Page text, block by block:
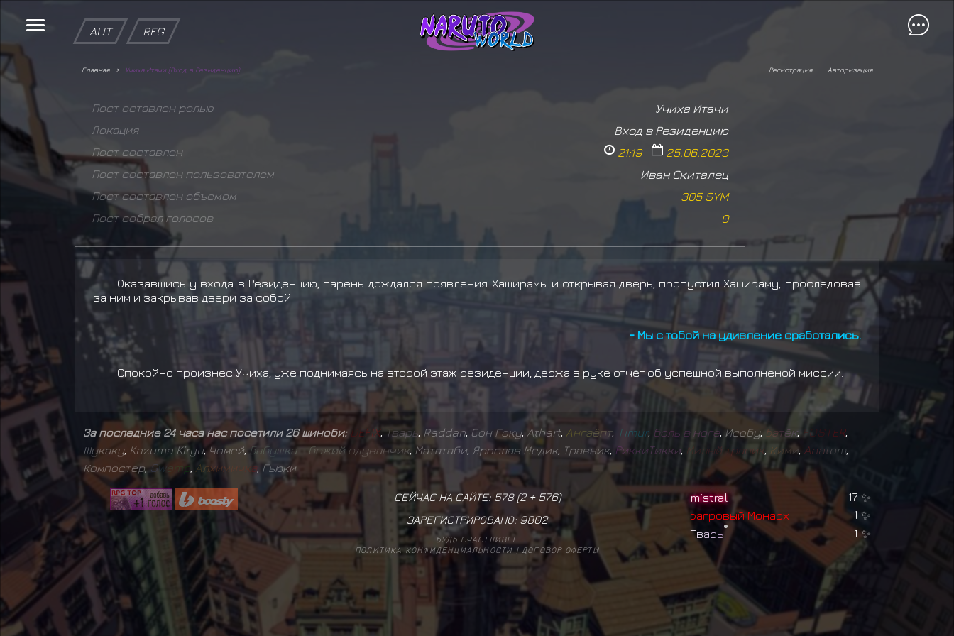
AUT REG
Главная Учиха Итачи (Вход в Резиденцию) Авторизация
Регистрация
Пост оставлен ролью - Учиха Итачи
Локация - Вход в Резиденцию
Пост составлен - 21:19 25.06.2023
Пост составлен пользователем - Иван Скиталец
Пост составлен объемом - 305 SYM
Пост собрал голосов - 0
Оказавшись у входа в Резиденцию, парень дождался появления Хаширамы и открывая дверь, пропустил Хашираму, проследовав
за ним и закрывав двери за собой.
- Мы с тобой на удивление сработались.
Спокойно произнес Учиха, уже поднимаясь на второй этаж резиденции, держа в руке отчёт об успешной выполненой миссии.
За последние 24 часа нас посетили 26 шиноби: D EFIX,Тварь Raddan Сон Гоку, Athart, Ангаёпт, Timur, боль в ноге Исобу, Батёк, FOSTER,
Шукаку, Kazuma Kiryu,Чомей,Бабушка - божий одуванчик, Мататаби, Ярослав Медик, Травник, РиккиТикки, М илый трапик, Кими, Anatom,
Компостер, Sw mp Алхим ч а, Гьюки
СЕЙЧАС НА САЙТЕ: 578 (2+ 576)
ЗАРЕГИСТРИРОВАНО: 9802
БУДЬ СЧАСТЛИВЕЕ
ПОЛИТИКА КОНФИДЕНЦИАЛЬНОСТИ | ДОГОВОР ОФЕРТЫ
mistral 17 ✨
БагровыйМонарх 1 ✨
Тварь 1✨